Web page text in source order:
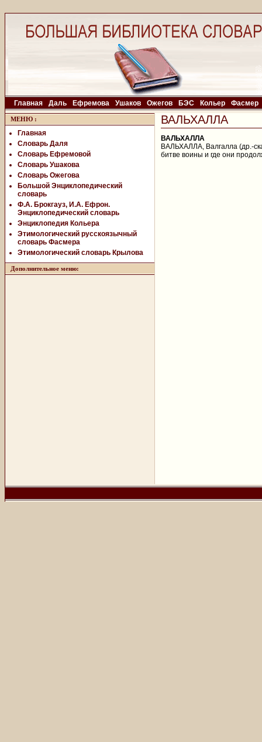
Главная Даль Ефремова Ушаков Ожегов БЭС Кольер Фасмер
МЕНЮ :
Главная
Словарь Даля
Словарь Ефремовой
Словарь Ушакова
Словарь Ожегова
Большой Энциклопедический
словарь
Ф.А. Брокгауз, И.А. Ефрон.
Энциклопедический словарь
Энциклопедия Кольера
Этимологический русскоязычный
словарь Фасмера
Этимологический словарь Крылова
Дополнительное меню:
ВАЛЬХАЛЛА
ВАЛЬХАЛЛА
ВАЛЬХАЛЛА, Валгалла (др.-
битве воины и где они